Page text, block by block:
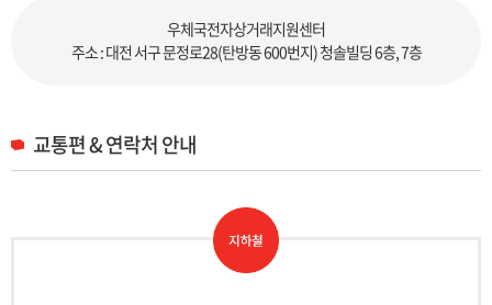
우체국전자상거래지원센터
주소 : 대전 서구 문정로28(탄방동 600번지) 청솔빌딩 6층, 7층
교통편 & 연락처 안내